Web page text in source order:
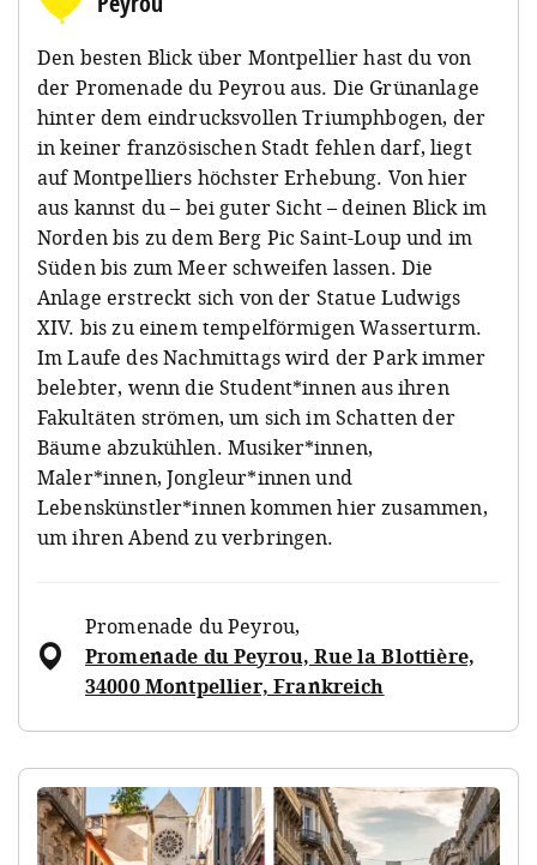
Den besten Blick über Montpellier hast du von
der Promenade du Peyrou aus. Die Grünanlage
hinter dem eindrucksvollen Triumphbogen, der
in keiner französischen Stadt fehlen darf, liegt
auf Montpelliers höchster Erhebung. Von hier
aus kannst du – bei guter Sicht – deinen Blick im
Norden bis zu dem Berg Pic Saint-Loup und im
Süden bis zum Meer schweifen lassen. Die
Anlage erstreckt sich von der Statue Ludwigs
XIV. bis zu einem tempelförmigen Wasserturm.
Im Laufe des Nachmittags wird der Park immer
belebter, wenn die Student*innen aus ihren
Fakultäten strömen, um sich im Schatten der
Bäume abzukühlen. Musiker*innen,
Maler*innen, Jongleur*innen und
Lebenskünstler*innen kommen hier zusammen,
um ihren Abend zu verbringen.
Promenade du Peyrou,
Promenade du Peyrou, Rue la Blottière,
34000 Montpellier, Frankreich